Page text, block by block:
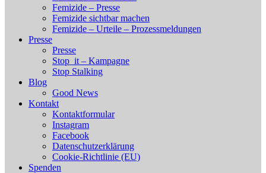
Femizide – Presse
Femizide sichtbar machen
Femizide – Urteile – Prozessmeldungen
Presse
Presse
Stop_it – Kampagne
Stop Stalking
Blog
Good News
Kontakt
Kontaktformular
Instagram
Facebook
Datenschutzerklärung
Cookie-Richtlinie (EU)
Spenden